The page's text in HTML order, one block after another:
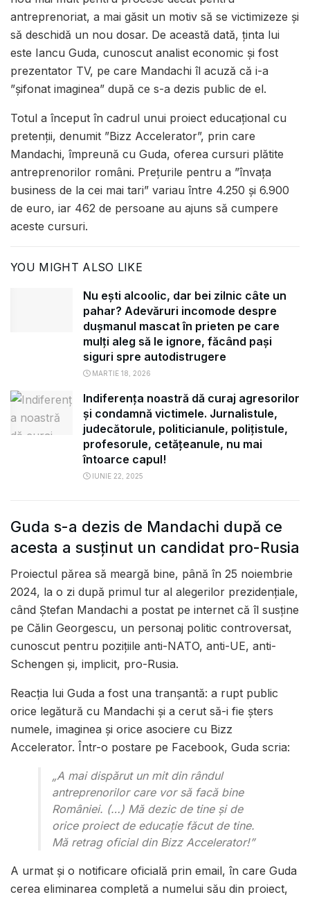
antreprenoriat, a mai găsit un motiv să se victimizeze și
să deschidă un nou dosar. De această dată, ținta lui
este Iancu Guda, cunoscut analist economic și fost
prezentator TV, pe care Mandachi îl acuză că i-a
”șifonat imaginea” după ce s-a dezis public de el.
Totul a început în cadrul unui proiect educațional cu
pretenții, denumit ”Bizz Accelerator”, prin care
Mandachi, împreună cu Guda, oferea cursuri plătite
antreprenorilor români. Prețurile pentru a ”învața
business de la cei mai tari” variau între 4.250 și 6.900
de euro, iar 462 de persoane au ajuns să cumpere
aceste cursuri.
YOU MIGHT ALSO LIKE
Nu ești alcoolic, dar bei zilnic câte un
pahar? Adevăruri incomode despre
dușmanul mascat în prieten pe care
mulți aleg să le ignore, făcând pași
siguri spre autodistrugere
MARTIE 18, 2026
Indiferența noastră dă curaj agresorilor
și condamnă victimele. Jurnalistule,
judecătorule, politicianule, polițistule,
profesorule, cetățeanule, nu mai
întoarce capul!
IUNIE 22, 2025
Guda s-a dezis de Mandachi după ce
acesta a susținut un candidat pro-Rusia
Proiectul părea să meargă bine, până în 25 noiembrie
2024, la o zi după primul tur al alegerilor prezidențiale,
când Ștefan Mandachi a postat pe internet că îl susține
pe Călin Georgescu, un personaj politic controversat,
cunoscut pentru pozițiile anti-NATO, anti-UE, anti-
Schengen și, implicit, pro-Rusia.
Reacția lui Guda a fost una tranșantă: a rupt public
orice legătură cu Mandachi și a cerut să-i fie șters
numele, imaginea și orice asociere cu Bizz
Accelerator. Într-o postare pe Facebook, Guda scria:
„A mai dispărut un mit din rândul
antreprenorilor care vor să facă bine
României. (…) Mă dezic de tine și de
orice proiect de educație făcut de tine.
Mă retrag oficial din Bizz Accelerator!”
A urmat și o notificare oficială prin email, în care Guda
cerea eliminarea completă a numelui său din proiect,